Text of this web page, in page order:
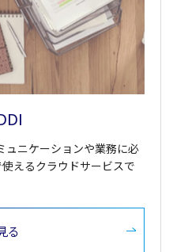
ニケーションや業務に必
えるクラウドサービスで
る